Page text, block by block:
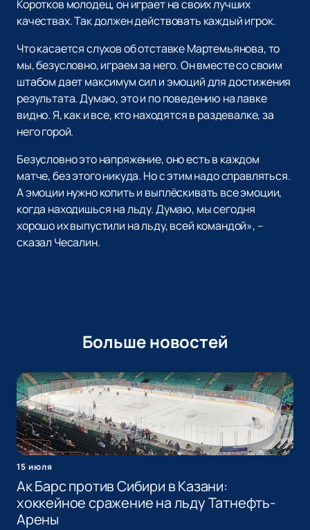
Коротков молодец, он играет на своих лучших
качествах. Так должен действовать каждый игрок.
Что касается слухов об отставке Мартемьянова, то
мы, безусловно, играем за него. Он вместе со своим
штабом дает максимум сил и эмоций для достижения
результата. Думаю, это и по поведению на лавке
видно. Я, как и все, кто находятся в раздевалке, за
него горой.
Безусловно это напряжение, оно есть в каждом
матче, без этого никуда. Но с этим надо справляться.
А эмоции нужно копить и выплёскивать все эмоции,
когда находишься на льду. Думаю, мы сегодня
хорошо их выпустили на льду, всей командой», –
сказал Чесалин.
Больше новостей
15 июля
Ак Барс против Сибири в Казани:
хоккейное сражение на льду Татнефть-
Арены